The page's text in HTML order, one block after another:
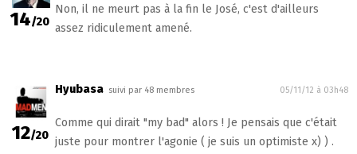
14/20
Non, il ne meurt pas à la fin le José, c'est d'ailleurs
assez ridiculement amené.
12/20
Hyubasa suivi par 48 membres 05/11/12 à 03h48
Comme qui dirait "my bad" alors ! Je pensais que c'était
juste pour montrer l'agonie ( je suis un optimiste x) ) .